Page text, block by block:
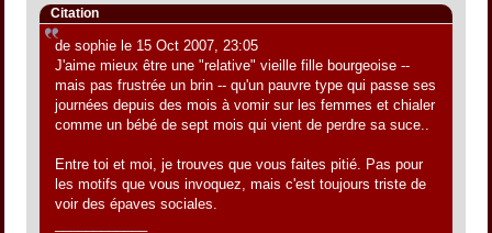
Citation
de sophie le 15 Oct 2007, 23:05
J'aime mieux être une "relative" vieille fille bourgeoise --
mais pas frustrée un brin -- qu'un pauvre type qui passe ses
journées depuis des mois à vomir sur les femmes et chialer
comme un bébé de sept mois qui vient de perdre sa suce..
Entre toi et moi, je trouves que vous faites pitié. Pas pour
les motifs que vous invoquez, mais c'est toujours triste de
voir des épaves sociales.